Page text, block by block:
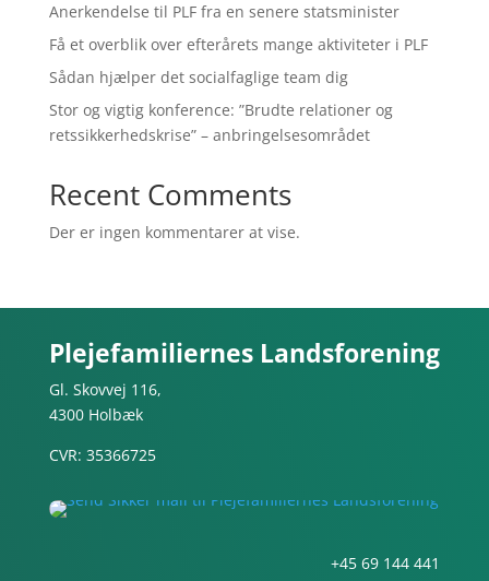
Anerkendelse til PLF fra en senere statsminister
Få et overblik over efterårets mange aktiviteter i PLF
Sådan hjælper det socialfaglige team dig
Stor og vigtig konference: ”Brudte relationer og
retssikkerhedskrise” – anbringelsesområdet
Recent Comments
Der er ingen kommentarer at vise.
Plejefamiliernes Landsforening
Gl. Skovvej 116,
4300 Holbæk
CVR: 35366725
+45 69 144 441